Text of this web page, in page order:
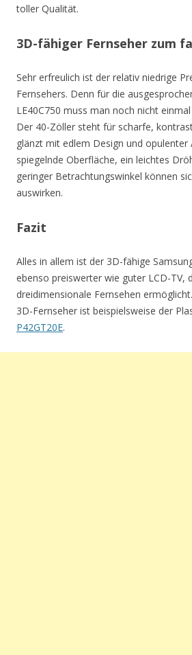
toller Qualität.
3D-fähiger Fernseher zum
Sehr erfreulich ist der relativ niedrige
Fernsehers. Denn für die
LE40C750 muss man noch nicht
Der 40-Zöller steht für scharfe,
glänzt mit edlem Design und opulenter
spiegelnde Oberfläche, ein leichtes
geringer Betrachtungswinkel können
auswirken.
Fazit
Alles in allem ist der 3D-fähige
ebenso preiswerter wie guter LCD-TV,
dreidimensionale Fernsehen
3D-Fernseher ist beispielsweise der
P42GT20E.